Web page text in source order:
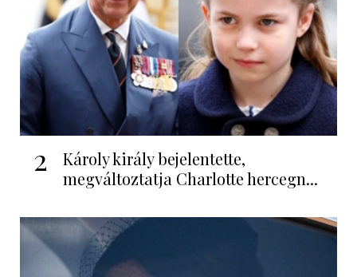
2
Károly király bejelentette,
megváltoztatja Charlotte hercegn...